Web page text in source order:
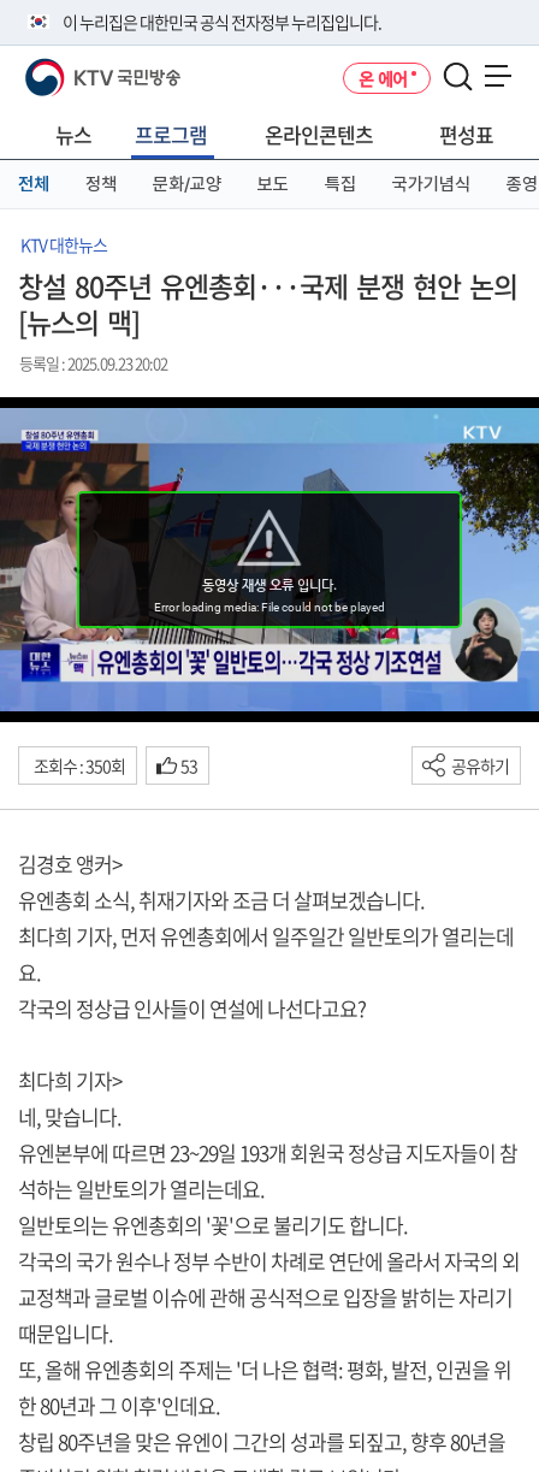
이 누리집은 대한민국 공식 전자정부 누리집입니다.
공식 누리집 주소 확인하기
니다.
이밖에 or.kr 또는 .kr등 다른 도메인 주소를 사용하고 있다면 아래 URL에
서 도메인 주소를 확인해 보세요
KTV 국민방송 온 에어
뉴스 프로그램 온라인콘텐츠 편성표
전체 정책 문화/교양 보도 특집 국가기념식 종영
KTV 대한뉴스
창설 80주년 유엔총회···국제 분쟁 현안 논의
[뉴스의 맥]
등록일 : 2025.09.23 20:02
조회수 : 350회 53 공유하기
김경호 앵커>
유엔총회 소식, 취재기자와 조금 더 살펴보겠습니다.
최다희 기자, 먼저 유엔총회에서 일주일간 일반토의가 열리는데
요.
각국의 정상급 인사들이 연설에 나선다고요?
최다희 기자>
네, 맞습니다.
유엔본부에 따르면 23~29일 193개 회원국 정상급 지도자들이 참
석하는 일반토의가 열리는데요.
일반토의는 유엔총회의 '꽃'으로 불리기도 합니다.
각국의 국가 원수나 정부 수반이 차례로 연단에 올라서 자국의 외
교정책과 글로벌 이슈에 관해 공식적으로 입장을 밝히는 자리기
때문입니다.
또, 올해 유엔총회의 주제는 '더 나은 협력: 평화, 발전, 인권을 위
한 80년과 그 이후'인데요.
창립 80주년을 맞은 유엔이 그간의 성과를 되짚고, 향후 80년을